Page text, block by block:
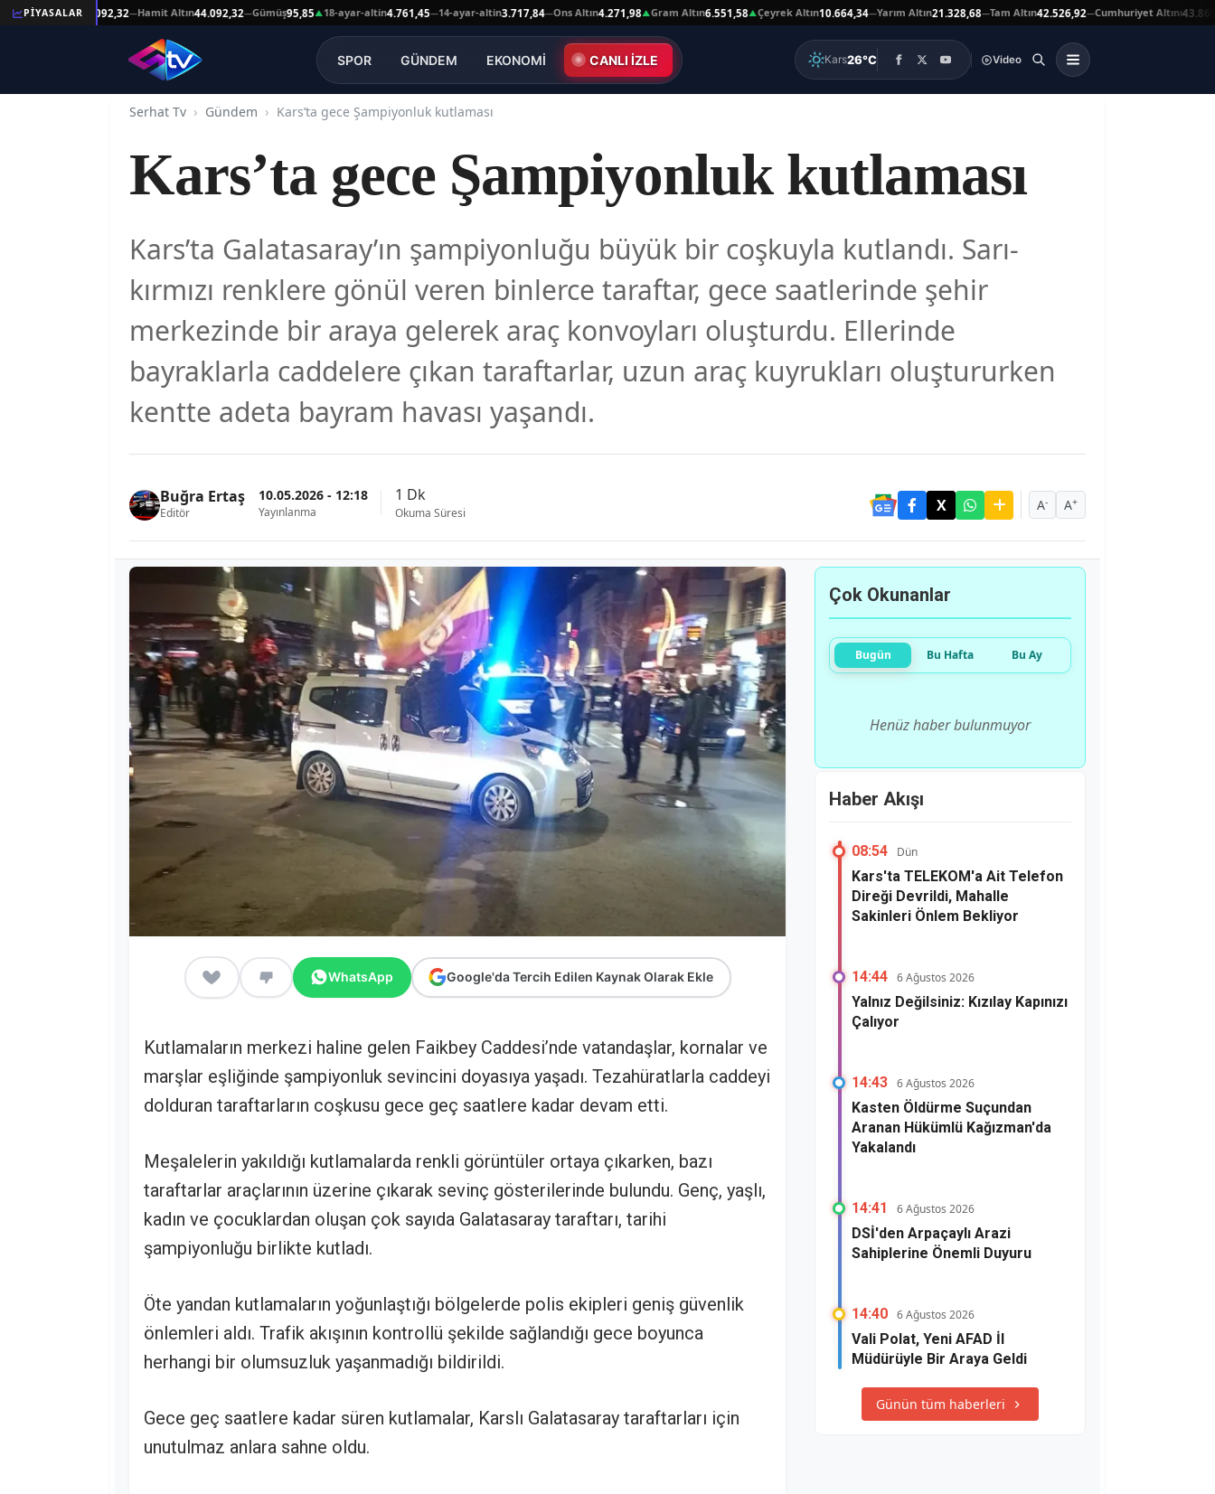
PİYASALAR
Altın44.092,32—Hamit Altın44.092,32—Gümüş95,85▲18-ayar-altin4.761,45—14-ayar-altin3.717,84—Ons Altın4.271,98▲Gram Altın 6.551,58▲Çeyrek Altın10.664,34—Yarım Altın 21.328,68—Tam Altın 42.526,92—Cumhuriyet Altını 43.869,00
SPOR GÜNDEM EKONOMİ CANLI İZLE Kars26°C Video
Serhat Tv Gündem Kars’ta gece Şampiyonluk kutlaması
Kars’ta gece Şampiyonluk kutlaması
Kars’ta Galatasaray’ın şampiyonluğu büyük bir coşkuyla kutlandı. Sarı-
kırmızı renklere gönül veren binlerce taraftar, gece saatlerinde şehir
merkezinde bir araya gelerek araç konvoyları oluşturdu. Ellerinde
bayraklarla caddelere çıkan taraftarlar, uzun araç kuyrukları oluştururken
kentte adeta bayram havası yaşandı.
Buğra Ertaş
Editör
10.05.2026 - 12:18
Yayınlanma
1 Dk
Okuma Süresi A- A+
WhatsApp Google'da Tercih Edilen Kaynak Olarak Ekle
Kutlamaların merkezi haline gelen Faikbey Caddesi’nde vatandaşlar, kornalar ve
marşlar eşliğinde şampiyonluk sevincini doyasıya yaşadı. Tezahüratlarla caddeyi
dolduran taraftarların coşkusu gece geç saatlere kadar devam etti.
Meşalelerin yakıldığı kutlamalarda renkli görüntüler ortaya çıkarken, bazı
taraftarlar araçlarının üzerine çıkarak sevinç gösterilerinde bulundu. Genç, yaşlı,
kadın ve çocuklardan oluşan çok sayıda Galatasaray taraftarı, tarihi
şampiyonluğu birlikte kutladı.
Öte yandan kutlamaların yoğunlaştığı bölgelerde polis ekipleri geniş güvenlik
önlemleri aldı. Trafik akışının kontrollü şekilde sağlandığı gece boyunca
herhangi bir olumsuzluk yaşanmadığı bildirildi.
Gece geç saatlere kadar süren kutlamalar, Karslı Galatasaray taraftarları için
unutulmaz anlara sahne oldu.
Çok Okunanlar
Bugün Bu Hafta Bu Ay
Henüz haber bulunmuyor
Haber Akışı
08:54 Dün
Kars'ta TELEKOM'a Ait Telefon
Direği Devrildi, Mahalle
Sakinleri Önlem Bekliyor
14:44 6 Ağustos 2026
Yalnız Değilsiniz: Kızılay Kapınızı
Çalıyor
14:43 6 Ağustos 2026
Kasten Öldürme Suçundan
Aranan Hükümlü Kağızman'da
Yakalandı
14:41 6 Ağustos 2026
DSİ'den Arpaçaylı Arazi
Sahiplerine Önemli Duyuru
14:40 6 Ağustos 2026
Vali Polat, Yeni AFAD İl
Müdürüyle Bir Araya Geldi
Günün tüm haberleri